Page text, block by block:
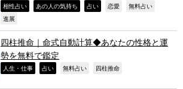
相性占い あの人の気持ち 占い 恋愛 無料占い
進展
四柱推命｜命式自動計算◆あなたの性格と運
勢を無料で鑑定
人生・仕事 占い 無料占い 四柱推命